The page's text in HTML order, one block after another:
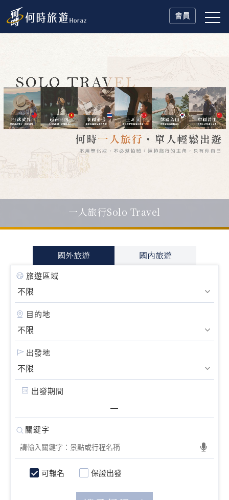
會員
瑞士鐵道．2027 深度之旅一人旅行Solo Travel
國外旅遊 國內旅遊
旅遊區域
目的地
出發地
出發期間
可報名 保證出發